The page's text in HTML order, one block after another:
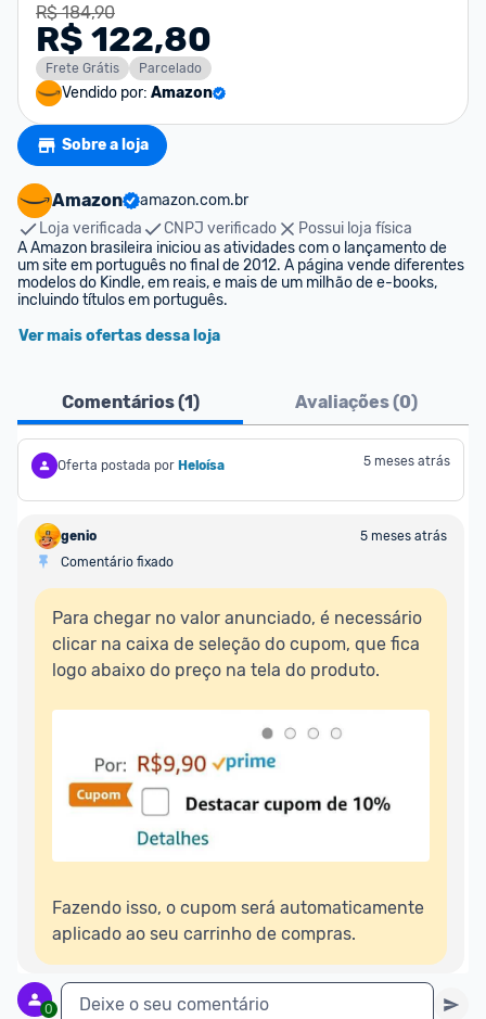
R$ 184,90
R$ 122,80
Frete Grátis Parcelado
Vendido por: Amazon
Sobre a loja
Amazon
amazon.com.br
Loja verificada
CNPJ verificado
Possui loja física
A Amazon brasileira iniciou as atividades com o lançamento de
um site em português no final de 2012. A página vende diferentes
modelos do Kindle, em reais, e mais de um milhão de e-books,
incluindo títulos em português.
Ver mais ofertas dessa loja
Comentários (1) Avaliações (0)
Oferta postada por Heloísa 5 meses atrás
genio
5 meses atrás
Comentário fixado
Para chegar no valor anunciado, é necessário
clicar na caixa de seleção do cupom, que fica
logo abaixo do preço na tela do produto.
Fazendo isso, o cupom será automaticamente
aplicado ao seu carrinho de compras.
0 Deixe o seu comentário